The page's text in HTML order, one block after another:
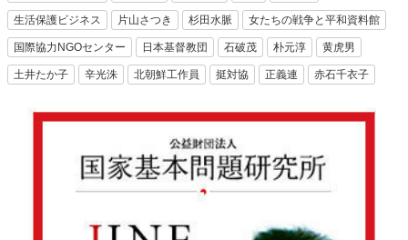
生活保護ビジネス 片山さつき 杉田水脈 女たちの戦争と平和資料館
国際協力NGOセンター 日本基督教団 石破茂 朴元淳 黄虎男
土井たか子 辛光洙 北朝鮮工作員 挺対協 正義連 赤石千衣子